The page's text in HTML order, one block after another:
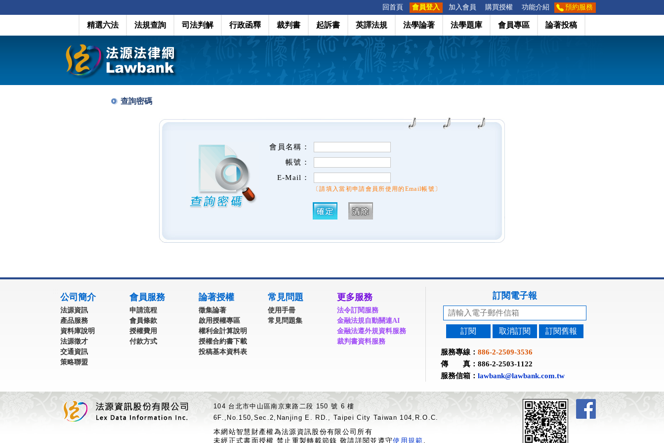
回首頁 會員登入 加入會員 購買授權 功能介紹 預約服務
精選六法 法規查詢 司法判解 行政函釋 裁判書 起訴書 英譯法規 法學論著 法學題庫 會員專區 論著投稿
查詢密碼
會員名稱：
帳號：
E-Mail：
〔請填入當初申請會員所使用的Email帳號〕
公司簡介
法源資訊
產品服務
資料庫說明
法源徵才
交通資訊
策略聯盟
會員服務
申請流程
會員條款
授權費用
付款方式
論著授權
徵集論著
啟用授權專區
權利金計算說明
授權合約書下載
投稿基本資料表
常見問題
使用手冊
常見問題集
更多服務
法令訂閱服務
金融法規自動關連AI
金融法遵外規資料服務
裁判書資料服務
訂閱電子報
訂閱 取消訂閱 訂閱舊報
服務專線： 886-2-2509-3536
傳 真：886-2-2503-1122
服務信箱： lawbank@lawbank.com.tw
104 台北市中山區南京東路二段 150 號 6 樓
6F.,No.150,Sec.2,Nanjing E. RD., Taipei City Taiwan 104,R.O.C.
本網站智慧財產權為法源資訊股份有限公司所有
未經正式書面授權 禁止重製轉載節錄 敬請詳閱並遵守使用規範